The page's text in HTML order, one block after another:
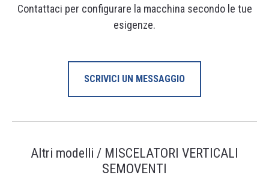
Contattaci per configurare la macchina secondo le tue
esigenze.
SCRIVICI UN MESSAGGIO
Altri modelli / MISCELATORI VERTICALI
SEMOVENTI